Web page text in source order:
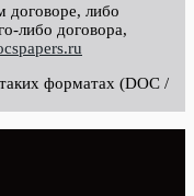
договоре, либо
либо договора,
форматах (DOC /